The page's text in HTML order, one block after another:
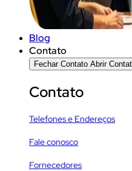
Blog
Contato
Fechar Contato Abrir
Contato
Telefones e Endereços
Fale conosco
Fornecedores